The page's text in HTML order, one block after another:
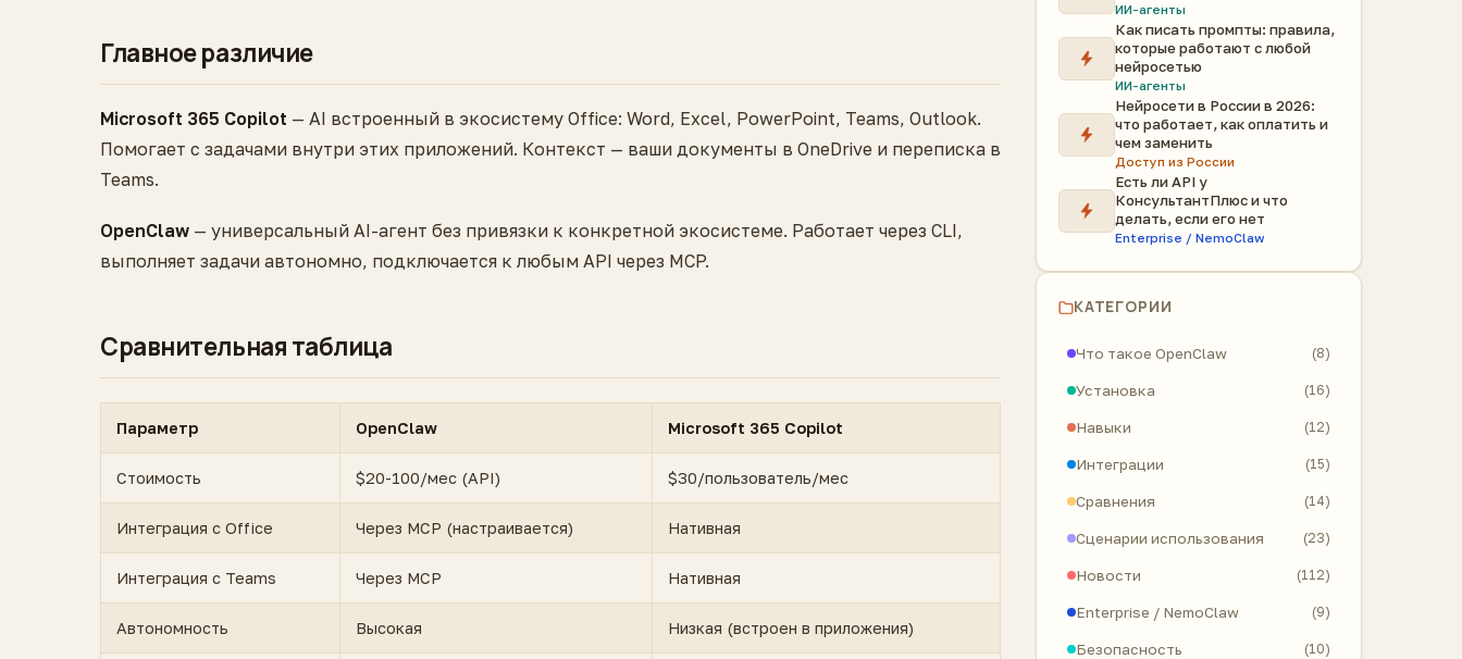
Главное различие
Microsoft 365 Copilot — AI встроенный в экосистему Office: Word, Excel, PowerPoint, Teams, Outlook.
Помогает с задачами внутри этих приложений. Контекст — ваши документы в OneDrive и переписка в
Teams.
OpenClaw — универсальный AI-агент без привязки к конкретной экосистеме. Работает через CLI,
выполняет задачи автономно, подключается к любым API через MCP.
Сравнительная таблица
Параметр OpenClaw Microsoft 365 Copilot
Стоимость $20-100/мес (API) $30/пользователь/мес
Интеграция с Office Через MCP (настраивается) Нативная
Интеграция с Teams Через MCP Нативная
Автономность Высокая Низкая (встроен в приложения)
ИИ-агенты
Как писать промпты: правила,
которые работают с любой
нейросетью
ИИ-агенты
Нейросети в России в 2026:
что работает, как оплатить и
чем заменить
Доступ из России
Есть ли API у
КонсультантПлюс и что
делать, если его нет
Enterprise / NemoClaw
КАТЕГОРИИ
Что такое OpenClaw (8)
Установка (16)
Навыки (12)
Интеграции (15)
Сравнения (14)
Сценарии использования (23)
Новости (112)
Enterprise / NemoClaw (9)
Безопасность (10)